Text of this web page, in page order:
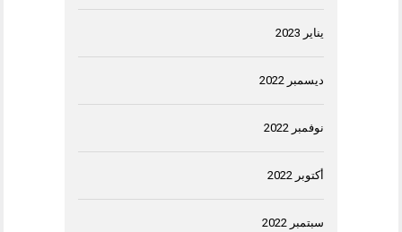
يناير 2023
ديسمبر 2022
نوفمبر 2022
أكتوبر 2022
سبتمبر 2022